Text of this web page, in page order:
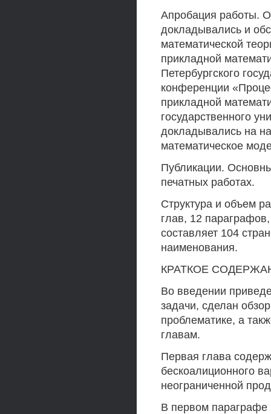
Апробация работы.
докладывались и
математической
прикладной
Петербургского
конференции
прикладной
государственного
докладывались на
математическое
Публикации.
печатных работах.
Структура и объем
глав, 12
составляет 104
наименования.
КРАТКОЕ
Во введении
задачи, сделан
проблематике, а
главам.
Первая глава
бескоалиционного
неограниченной
В первом параграфе